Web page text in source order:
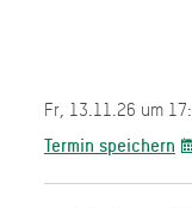
Fr, 13.11.26 um
Termin speichern